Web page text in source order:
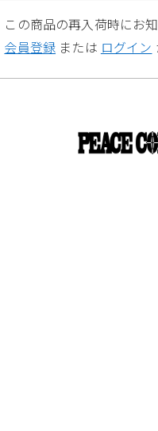
この商品の再入荷時にお
会員登録 または ログイン